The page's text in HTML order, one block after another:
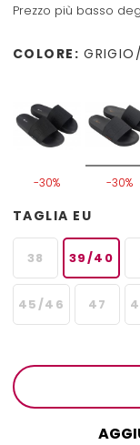
Prezzo più basso
COLORE:
-30% -30%
TAGLIA EU
38 39/40
45/46 47